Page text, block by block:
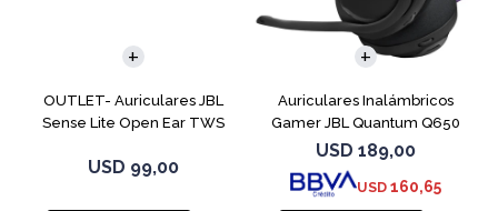
OUTLET- Auriculares JBL
Sense Lite Open Ear TWS
USD 99,00
Auriculares Inalámbricos
Gamer JBL Quantum Q650
Negro
USD 189,00
USD 160,65